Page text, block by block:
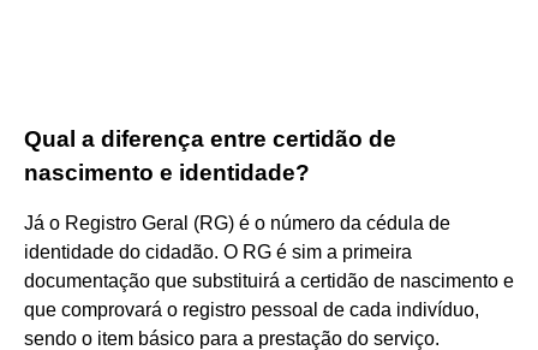
Qual a diferença entre certidão de
nascimento e identidade?
Já o Registro Geral (RG) é o número da cédula de
identidade do cidadão. O RG é sim a primeira
documentação que substituirá a certidão de nascimento e
que comprovará o registro pessoal de cada indivíduo,
sendo o item básico para a prestação do serviço.